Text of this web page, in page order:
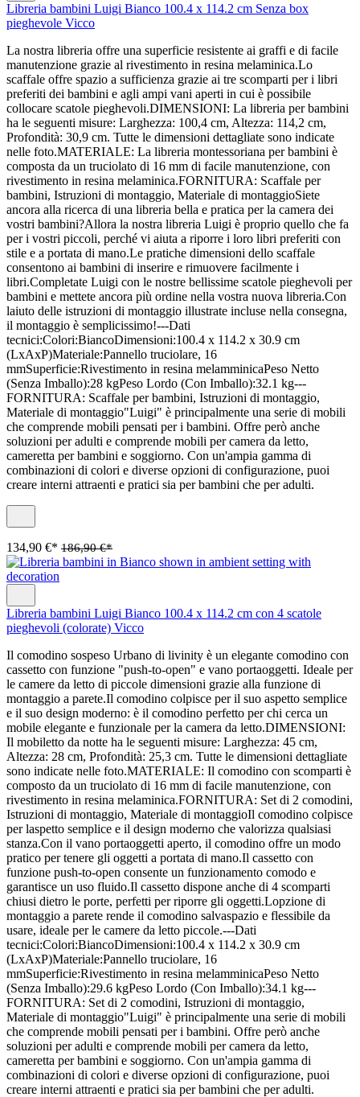
Libreria bambini Luigi Bianco 100.4 x 114.2 cm Senza box
pieghevole Vicco
La nostra libreria offre una superficie resistente ai graffi e di facile
manutenzione grazie al rivestimento in resina melaminica.Lo
scaffale offre spazio a sufficienza grazie ai tre scomparti per i libri
preferiti dei bambini e agli ampi vani aperti in cui è possibile
collocare scatole pieghevoli.DIMENSIONI: La libreria per bambini
ha le seguenti misure: Larghezza: 100,4 cm, Altezza: 114,2 cm,
Profondità: 30,9 cm. Tutte le dimensioni dettagliate sono indicate
nelle foto.MATERIALE: La libreria montessoriana per bambini è
composta da un truciolato di 16 mm di facile manutenzione, con
rivestimento in resina melaminica.FORNITURA: Scaffale per
bambini, Istruzioni di montaggio, Materiale di montaggioSiete
ancora alla ricerca di una libreria bella e pratica per la camera dei
vostri bambini?Allora la nostra libreria Luigi è proprio quello che fa
per i vostri piccoli, perché vi aiuta a riporre i loro libri preferiti con
stile e a portata di mano.Le pratiche dimensioni dello scaffale
consentono ai bambini di inserire e rimuovere facilmente i
libri.Completate Luigi con le nostre bellissime scatole pieghevoli per
bambini e mettete ancora più ordine nella vostra nuova libreria.Con
laiuto delle istruzioni di montaggio illustrate incluse nella consegna,
il montaggio è semplicissimo!---Dati
tecnici:Colori:BiancoDimensioni:100.4 x 114.2 x 30.9 cm
(LxAxP)Materiale:Pannello truciolare, 16
mmSuperficie:Rivestimento in resina melamminicaPeso Netto
(Senza Imballo):28 kgPeso Lordo (Con Imballo):32.1 kg---
FORNITURA: Scaffale per bambini, Istruzioni di montaggio,
Materiale di montaggio"Luigi" è principalmente una serie di mobili
che comprende mobili pensati per i bambini. Offre però anche
soluzioni per adulti e comprende mobili per camera da letto,
cameretta per bambini e soggiorno. Con un'ampia gamma di
combinazioni di colori e diverse opzioni di configurazione, puoi
creare interni attraenti e pratici sia per bambini che per adulti.
134,90 €* 186,90 €*
Libreria bambini Luigi Bianco 100.4 x 114.2 cm con 4 scatole
pieghevoli (colorate) Vicco
Il comodino sospeso Urbano di livinity è un elegante comodino con
cassetto con funzione "push-to-open" e vano portaoggetti. Ideale per
le camere da letto di piccole dimensioni grazie alla funzione di
montaggio a parete.Il comodino colpisce per il suo aspetto semplice
e il suo design moderno: è il comodino perfetto per chi cerca un
mobile elegante e funzionale per la camera da letto.DIMENSIONI:
Il mobiletto da notte ha le seguenti misure: Larghezza: 45 cm,
Altezza: 28 cm, Profondità: 25,3 cm. Tutte le dimensioni dettagliate
sono indicate nelle foto.MATERIALE: Il comodino con scomparti è
composto da un truciolato di 16 mm di facile manutenzione, con
rivestimento in resina melaminica.FORNITURA: Set di 2 comodini,
Istruzioni di montaggio, Materiale di montaggioIl comodino colpisce
per laspetto semplice e il design moderno che valorizza qualsiasi
stanza.Con il vano portaoggetti aperto, il comodino offre un modo
pratico per tenere gli oggetti a portata di mano.Il cassetto con
funzione push-to-open consente un funzionamento comodo e
garantisce un uso fluido.Il cassetto dispone anche di 4 scomparti
chiusi dietro le porte, perfetti per riporre gli oggetti.Lopzione di
montaggio a parete rende il comodino salvaspazio e flessibile da
usare, ideale per le camere da letto piccole.---Dati
tecnici:Colori:BiancoDimensioni:100.4 x 114.2 x 30.9 cm
(LxAxP)Materiale:Pannello truciolare, 16
mmSuperficie:Rivestimento in resina melamminicaPeso Netto
(Senza Imballo):29.6 kgPeso Lordo (Con Imballo):34.1 kg---
FORNITURA: Set di 2 comodini, Istruzioni di montaggio,
Materiale di montaggio"Luigi" è principalmente una serie di mobili
che comprende mobili pensati per i bambini. Offre però anche
soluzioni per adulti e comprende mobili per camera da letto,
cameretta per bambini e soggiorno. Con un'ampia gamma di
combinazioni di colori e diverse opzioni di configurazione, puoi
creare interni attraenti e pratici sia per bambini che per adulti.